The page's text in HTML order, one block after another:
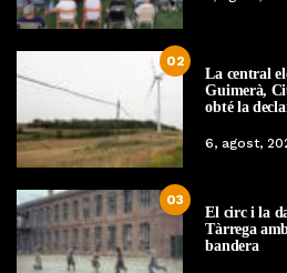
02
La central
Guimerà,
obté la
6, agost,
03
El circ i la
Tàrrega
bandera